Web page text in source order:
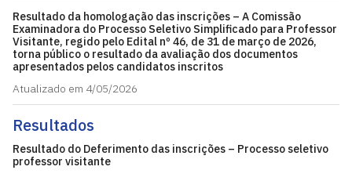
Resultado da homologação das inscrições – A Comissão
Examinadora do Processo Seletivo Simplificado para Professor
Visitante, regido pelo Edital nº 46, de 31 de março de 2026,
torna público o resultado da avaliação dos documentos
apresentados pelos candidatos inscritos
Atualizado em 4/05/2026
Resultados
Resultado do Deferimento das inscrições – Processo seletivo
professor visitante